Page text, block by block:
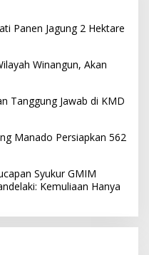
Panen Jagung 2 Hektare
Winangun, Akan
Tanggung Jawab di KMD
Manado Persiapkan 562
Syukur GMIM
Kemuliaan Hanya